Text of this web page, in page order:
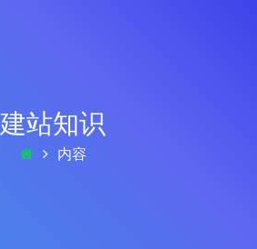
建站知识
内容